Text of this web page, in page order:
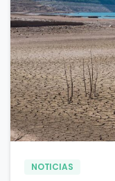
NOTICIAS